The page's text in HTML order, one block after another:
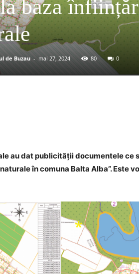
baza
de Buzau - mai 27, 2024 80 0
au dat publicității documentele ce
în comuna Balta Alba”. Este